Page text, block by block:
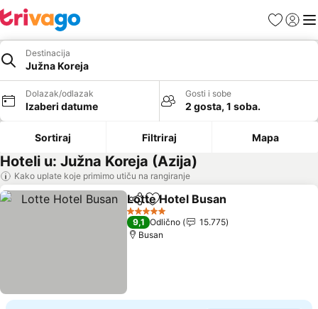
FavoritiPrijavi
Destinacija
Južna Koreja
Dolazak/odlazak
Izaberi datume
Gosti i sobe
2 gosta, 1 soba.
Sortiraj Filtriraj Mapa
Hoteli u: Južna Koreja (Azija)
Kako uplate koje primimo utiču na rangiranje
Deli Dodati u favorite
Lotte Hotel Busan
5 Zvezdice
9,1 Odlično
15.775
Busan